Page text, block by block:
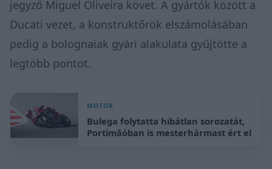
jegyző Miguel Oliveira követ. A gyártók között a
Ducati vezet, a konstruktőrök elszámolásában
pedig a bolognaiak gyári alakulata gyűjtötte a
legtöbb pontot.
MOTOR
Bulega folytatta hibátlan sorozatát,
Portimãóban is mesterhármast ért el